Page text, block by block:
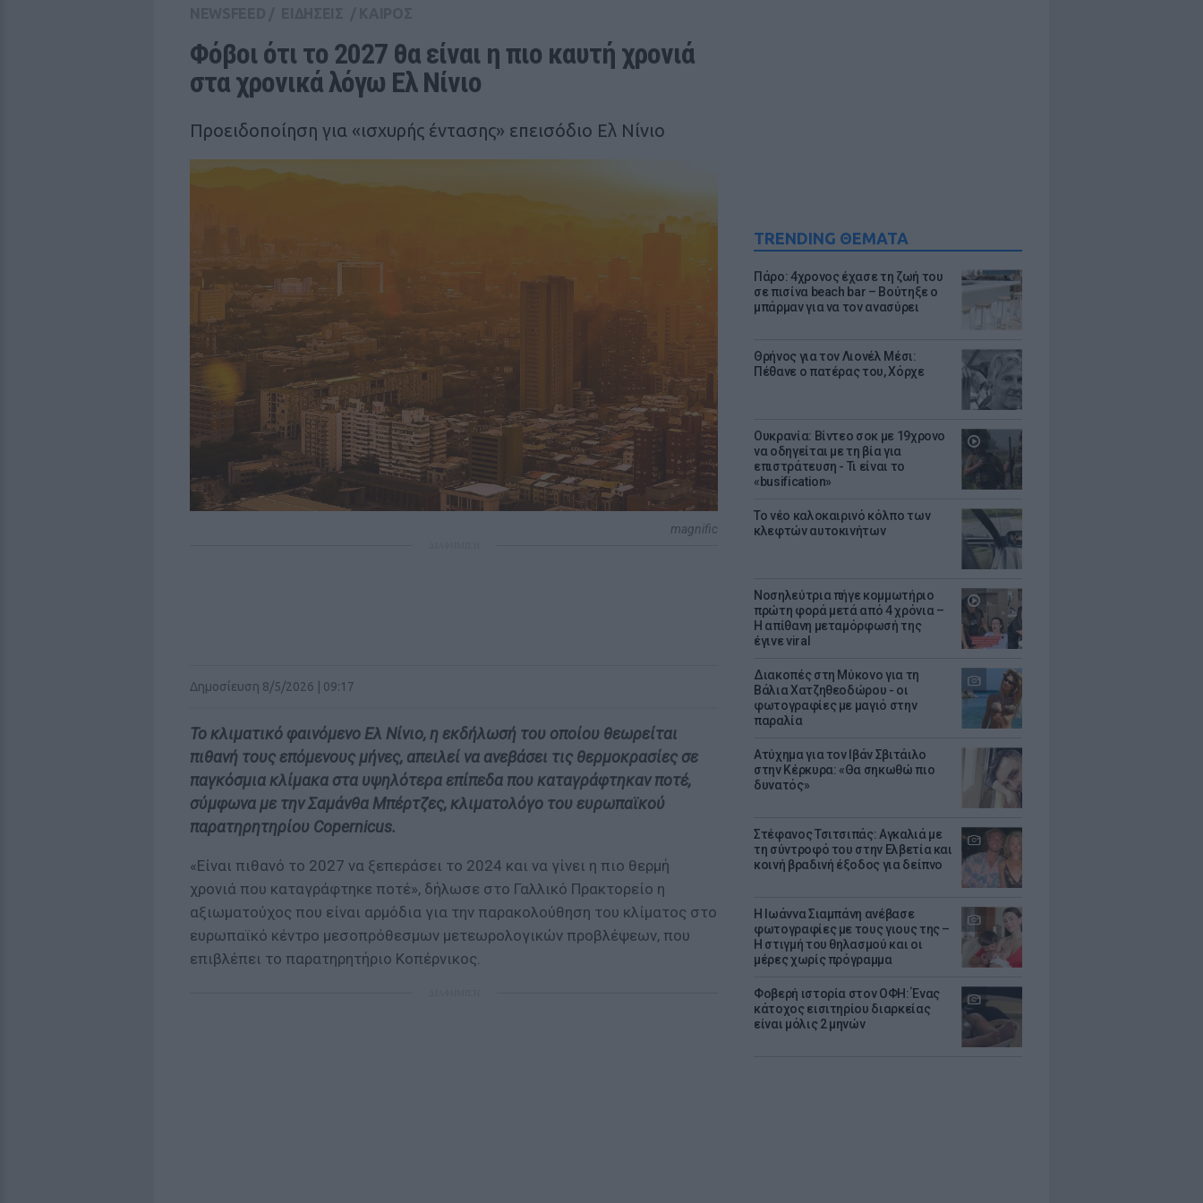
TRENDING ΘΕΜΑΤΑ
Πάρο: 4χρονος έχασε τη ζωή του
σε πισίνα beach bar – Βούτηξε ο
μπάρμαν για να τον ανασύρει
Θρήνος για τον Λιονέλ Μέσι:
Πέθανε ο πατέρας του, Χόρχε
Ουκρανία: Βίντεο σοκ με 19χρονο
να οδηγείται με τη βία για
επιστράτευση - Τι είναι το
«busification»
Το νέο καλοκαιρινό κόλπο των
κλεφτών αυτοκινήτων
Νοσηλεύτρια πήγε κομμωτήριο
πρώτη φορά μετά από 4 χρόνια –
Η απίθανη μεταμόρφωσή της
έγινε viral
Διακοπές στη Μύκονο για τη
Βάλια Χατζηθεοδώρου - οι
φωτογραφίες με μαγιό στην
παραλία
Ατύχημα για τον Ιβάν Σβιτάιλο
στην Κέρκυρα: «Θα σηκωθώ πιο
δυνατός»
Στέφανος Τσιτσιπάς: Αγκαλιά με
τη σύντροφό του στην Ελβετία και
κοινή βραδινή έξοδος για δείπνο
H Ιωάννα Σιαμπάνη ανέβασε
φωτογραφίες με τους γιους της –
Η στιγμή του θηλασμού και οι
μέρες χωρίς πρόγραμμα
Φοβερή ιστορία στον ΟΦΗ: Ένας
κάτοχος εισιτηρίου διαρκείας
είναι μόλις 2 μηνών
Φόβοι ότι το 2027 θα είναι η πιο καυτή χρονιά
στα χρονικά λόγω Ελ Νίνιο
Προειδοποίηση για «ισχυρής έντασης» επεισόδιο Ελ Νίνιο
magnific
Δημοσίευση 8/5/2026 | 09:17
Το κλιματικό φαινόμενο Ελ Νίνιο, η εκδήλωσή του οποίου θεωρείται
πιθανή τους επόμενους μήνες, απειλεί να ανεβάσει τις θερμοκρασίες σε
παγκόσμια κλίμακα στα υψηλότερα επίπεδα που καταγράφτηκαν ποτέ,
σύμφωνα με την Σαμάνθα Μπέρτζες, κλιματολόγο του ευρωπαϊκού
παρατηρητηρίου Copernicus.
«Είναι πιθανό το 2027 να ξεπεράσει το 2024 και να γίνει η πιο θερμή
χρονιά που καταγράφτηκε ποτέ», δήλωσε στο Γαλλικό Πρακτορείο η
αξιωματούχος που είναι αρμόδια για την παρακολούθηση του κλίματος στο
ευρωπαϊκό κέντρο μεσοπρόθεσμων μετεωρολογικών προβλέψεων, που
επιβλέπει το παρατηρητήριο Κοπέρνικος.